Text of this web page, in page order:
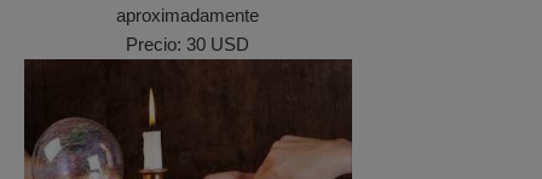
aproximadamente
Precio: 30 USD